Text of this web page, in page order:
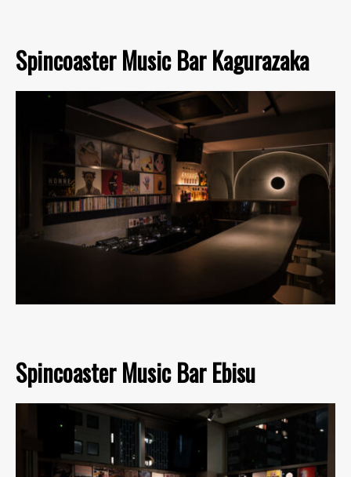
Spincoaster Music Bar Kagurazaka
Spincoaster Music Bar Ebisu